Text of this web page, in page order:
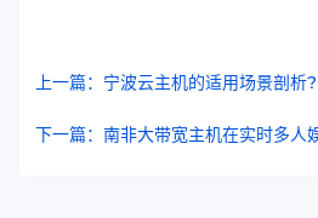
上一篇：宁波云主机的适用场景剖析?
下一篇：南非大带宽主机在实时多人